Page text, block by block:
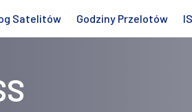
Satelitów Godziny Przelotów